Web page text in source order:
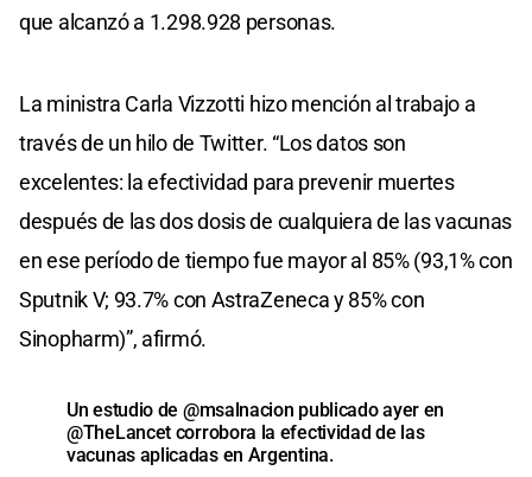
que alcanzó a 1.298.928 personas.
La ministra Carla Vizzotti hizo mención al trabajo a
través de un hilo de Twitter. “Los datos son
excelentes: la efectividad para prevenir muertes
después de las dos dosis de cualquiera de las vacunas
en ese período de tiempo fue mayor al 85% (93,1% con
Sputnik V; 93.7% con AstraZeneca y 85% con
Sinopharm)”, afirmó.
Un estudio de @msalnacion publicado ayer en
@TheLancet corrobora la efectividad de las
vacunas aplicadas en Argentina.